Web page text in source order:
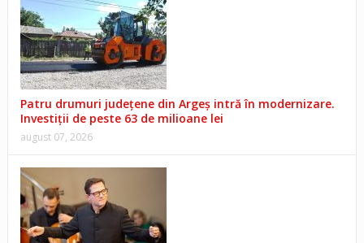
Patru drumuri județene din Argeș intră în modernizare.
Investiții de peste 63 de milioane lei
august 07, 2026